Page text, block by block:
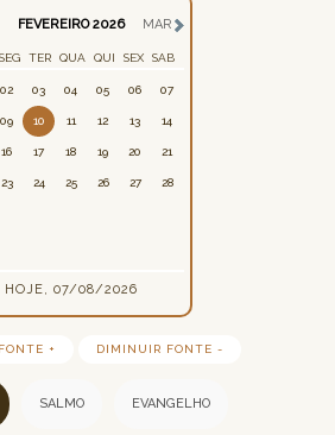
FEVEREIRO 2026 MAR
SEG TER QUA QUI SEX SAB
02 03 04 05 06 07
09 10 11 12 13 14
16 17 18 19 20 21
23 24 25 26 27 28
HOJE, 07/08/2026
+ DIMINUIR FONTE -
SALMO EVANGELHO